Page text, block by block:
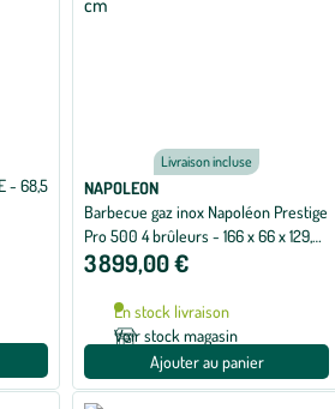
- 68,5
Livraison incluse
NAPOLEON
Barbecue gaz inox Napoléon Prestige
Pro 500 4 brûleurs - 166 x 66 x 129,5
cm
3 899,00 €
En stock livraison
Voir stock magasin
Ajouter au panier